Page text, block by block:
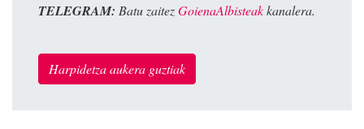
TELEGRAM: Batu zaitezGoienaAlbisteakkanalera.
Harpidetza aukera guztiak